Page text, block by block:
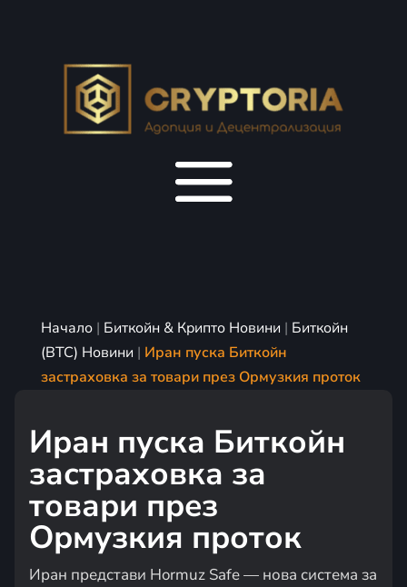
Начало| Биткойн & Крипто Новини | Биткойн
(BTC) Новини | Иран пуска Биткойн
застраховка за товари през Ормузкия проток
Иран пуска Биткойн
застраховка за
товари през
Ормузкия проток
Иран представи Hormuz Safe — нова система за